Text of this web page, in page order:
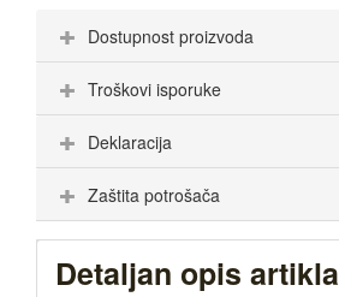
Dostupnost proizvoda
Troškovi isporuke
Deklaracija
Zaštita potrošača
Detaljan opis artikla